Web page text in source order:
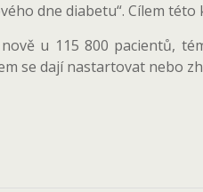
dne diabetu“. Cílem
u 115 800 pacientů,
se dají nastartovat nebo